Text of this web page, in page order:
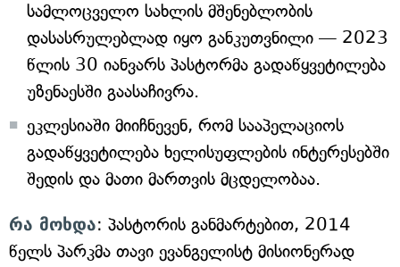
სამლოცველო სახლის მშენებლობის
დასასრულებლად იყო განკუთვნილი — 2023
წლის 30 იანვარს პასტორმა გადაწყვეტილება
უზენაესში გაასაჩივრა.
ეკლესიაში მიიჩნევენ, რომ სააპელაციოს
გადაწყვეტილება ხელისუფლების ინტერესებში
შედის და მათი მართვის მცდელობაა.
რა მოხდა: პასტორის განმარტებით, 2014
წელს პარკმა თავი ევანგელისტ მისიონერად